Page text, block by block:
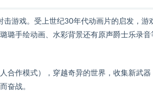
击游戏。受上世纪30年代动画片的启发，游
璐手绘动画、水彩背景还有原声爵士乐录音
合作模式），穿越奇异的世界，收集新武器
奋战。